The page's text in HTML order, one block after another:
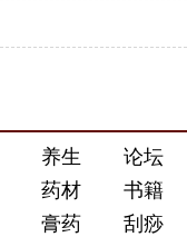
养生
论坛
药材
书籍
膏药
刮痧